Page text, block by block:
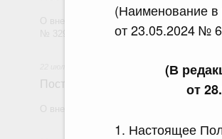
(Наименование в
от 23.05.2024 №
(В
от
1. Настоящее
О внесении изменения в постановление
Постановление Правительства